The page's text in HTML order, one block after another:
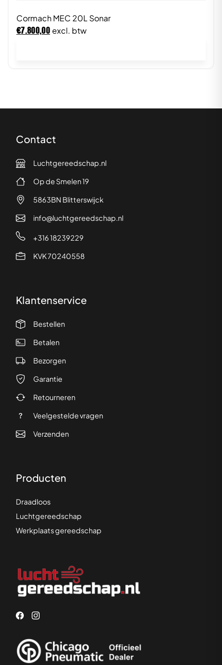
Cormach MEC 20L Sonar
€7.800,00 excl. btw
Contact
Luchtgereedschap.nl
Op de Smelen 19
5863BN Blitterswijck
info@luchtgereedschap.nl
+316 18239229
KVK 70240558
Klantenservice
Bestellen
Betalen
Bezorgen
Garantie
Retourneren
Veelgestelde vragen
Verzenden
Producten
Draadloos
Luchtgereedschap
Werkplaats gereedschap